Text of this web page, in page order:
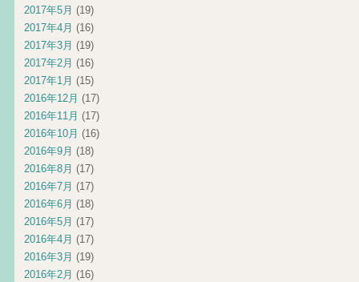
2017年5月 (19)
2017年4月 (16)
2017年3月 (19)
2017年2月 (16)
2017年1月 (15)
2016年12月 (17)
2016年11月 (17)
2016年10月 (16)
2016年9月 (18)
2016年8月 (17)
2016年7月 (17)
2016年6月 (18)
2016年5月 (17)
2016年4月 (17)
2016年3月 (19)
2016年2月 (16)